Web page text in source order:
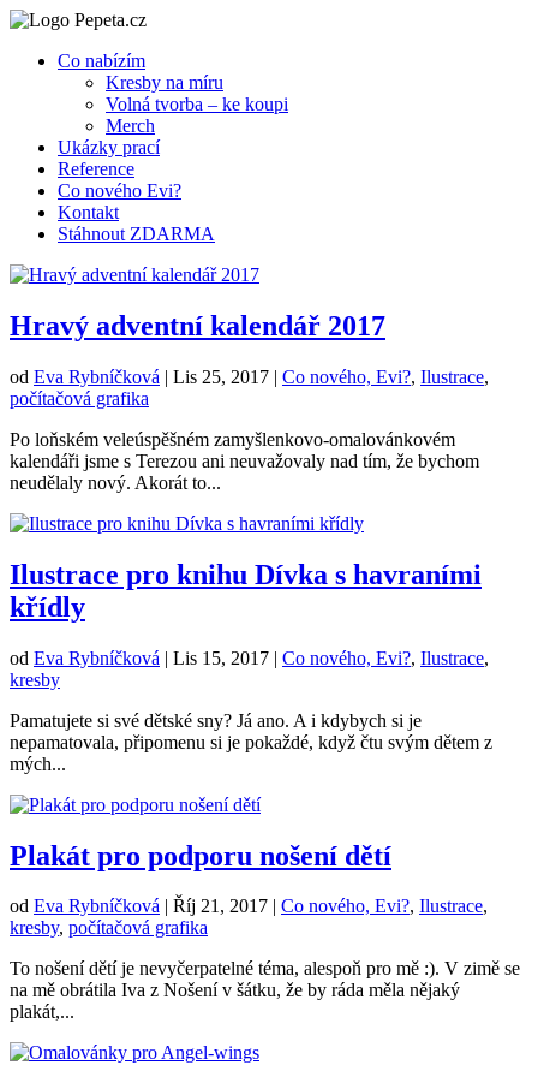
Co nabízím
Kresby na míru
Volná tvorba – ke koupi
Merch
Ukázky prací
Reference
Co nového Evi?
Kontakt
Stáhnout ZDARMA
Hravý adventní kalendář 2017
od Eva Rybníčková | Lis 25, 2017 | Co nového, Evi?, Ilustrace,
počítačová grafika
Po loňském veleúspěšném zamyšlenkovo-omalovánkovém
kalendáři jsme s Terezou ani neuvažovaly nad tím, že bychom
neudělaly nový. Akorát to...
Ilustrace pro knihu Dívka s havraními
křídly
od Eva Rybníčková | Lis 15, 2017 | Co nového, Evi?, Ilustrace,
kresby
Pamatujete si své dětské sny? Já ano. A i kdybych si je
nepamatovala, připomenu si je pokaždé, když čtu svým dětem z
mých...
Plakát pro podporu nošení dětí
od Eva Rybníčková | Říj 21, 2017 | Co nového, Evi?, Ilustrace,
kresby, počítačová grafika
To nošení dětí je nevyčerpatelné téma, alespoň pro mě :). V zimě se
na mě obrátila Iva z Nošení v šátku, že by ráda měla nějaký
plakát,...